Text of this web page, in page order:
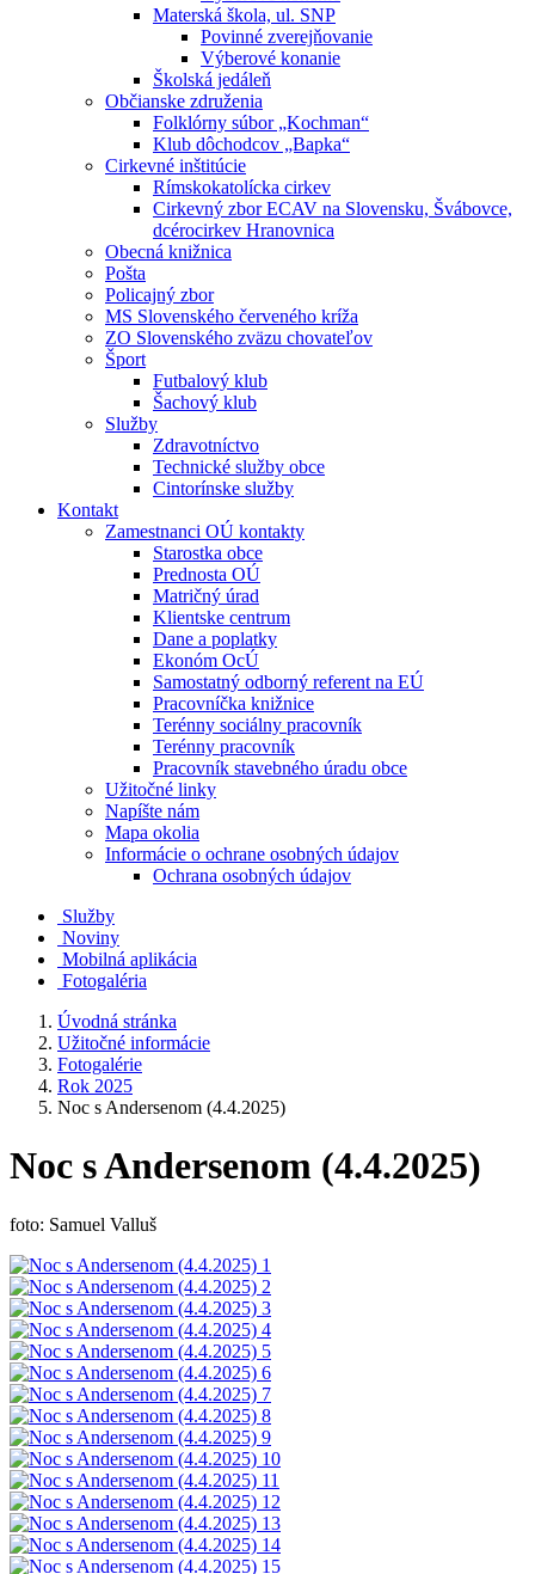
Materská škola, ul. SNP
Povinné zverejňovanie
Výberové konanie
Školská jedáleň
Občianske združenia
Folklórny súbor „Kochman“
Klub dôchodcov „Bapka“
Cirkevné inštitúcie
Rímskokatolícka cirkev
Cirkevný zbor ECAV na Slovensku, Švábovce,
dcérocirkev Hranovnica
Obecná knižnica
Pošta
Policajný zbor
MS Slovenského červeného kríža
ZO Slovenského zväzu chovateľov
Šport
Futbalový klub
Šachový klub
Služby
Zdravotníctvo
Technické služby obce
Cintorínske služby
Kontakt
Zamestnanci OÚ kontakty
Starostka obce
Prednosta OÚ
Matričný úrad
Klientske centrum
Dane a poplatky
Ekonóm OcÚ
Samostatný odborný referent na EÚ
Pracovníčka knižnice
Terénny sociálny pracovník
Terénny pracovník
Pracovník stavebného úradu obce
Užitočné linky
Napíšte nám
Mapa okolia
Informácie o ochrane osobných údajov
Ochrana osobných údajov
Služby
Noviny
Mobilná aplikácia
Fotogaléria
Úvodná stránka
Užitočné informácie
Fotogalérie
Rok 2025
Noc s Andersenom (4.4.2025)
Noc s Andersenom (4.4.2025)
foto: Samuel Valluš